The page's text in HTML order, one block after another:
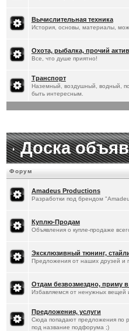
Вычислительная техника
История, основы, материалы,
Охота, рыбалка, прочий
Все, что душе приятно!
Транспорт
Наземный, воздушный, водный,
быть интересным.
Доска
Форум
Amadeus Productions
Разработки под брендом
Куплю-Продам
Объявления о купле-продаже
Эксклюзивный тюнинг,
Предложения от наших друзей и
Отдам безвозмездно, приму
Избавляемся от ненужных
Предложения, услуги
Сюда попадают предложения по
под название подфорума ;)